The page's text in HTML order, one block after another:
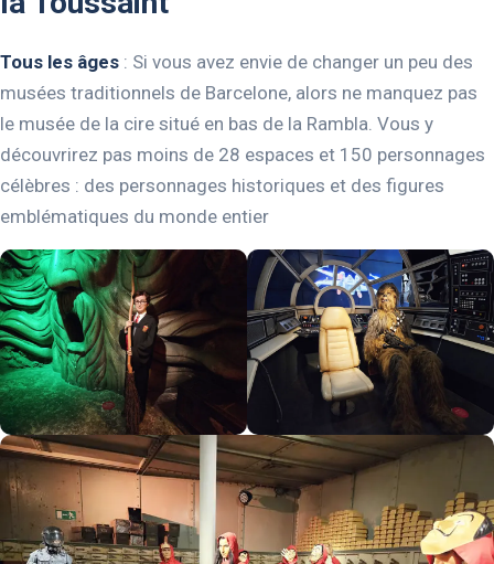
Tous les âges : Si vous avez envie de changer un peu des
musées traditionnels de Barcelone, alors ne manquez pas
le musée de la cire situé en bas de la Rambla. Vous y
découvrirez pas moins de 28 espaces et 150 personnages
célèbres : des personnages historiques et des figures
emblématiques du monde entier